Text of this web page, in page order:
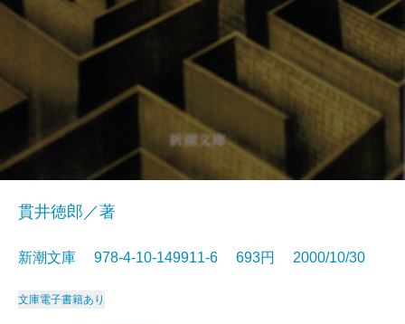
貫井徳郎／著
新潮文庫 978-4-10-149911-6 693円 2000/10/30
文庫電子書籍あり